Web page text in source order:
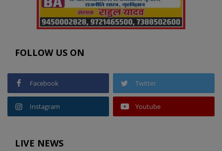
FOLLOW US ON
Facebook Twitter
Instagram Youtube
LIVE NEWS